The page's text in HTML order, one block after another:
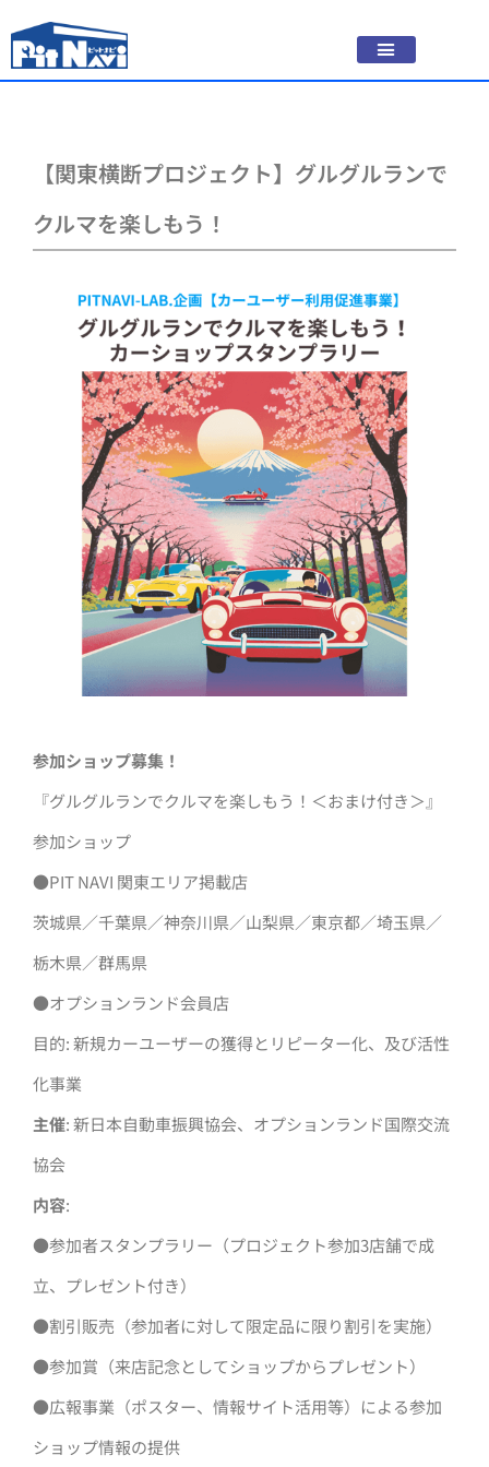
【関東横断プロジェクト】グルグルランで
クルマを楽しもう！
参加ショップ募集！
『グルグルランでクルマを楽しもう！＜おまけ付き＞』
参加ショップ
●PIT NAVI 関東エリア掲載店
茨城県／千葉県／神奈川県／山梨県／東京都／埼玉県／
栃木県／群馬県
●オプションランド会員店
目的: 新規カーユーザーの獲得とリピーター化、及び活性
化事業
主催: 新日本自動車振興協会、オプションランド国際交流
協会
内容:
●参加者スタンプラリー（プロジェクト参加3店舗で成
立、プレゼント付き）
●割引販売（参加者に対して限定品に限り割引を実施）
●参加賞（来店記念としてショップからプレゼント）
●広報事業（ポスター、情報サイト活用等）による参加
ショップ情報の提供